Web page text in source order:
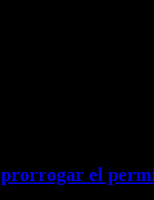
prorrogar el